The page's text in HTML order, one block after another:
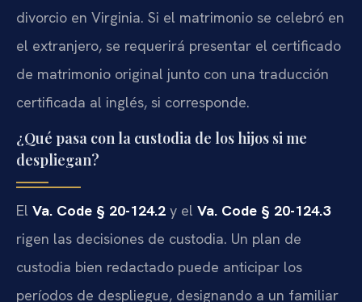
divorcio en Virginia. Si el matrimonio se celebró en
el extranjero, se requerirá presentar el certificado
de matrimonio original junto con una traducción
certificada al inglés, si corresponde.
¿Qué pasa con la custodia de los hijos si me
despliegan?
El Va. Code § 20-124.2 y el Va. Code § 20-124.3
rigen las decisiones de custodia. Un plan de
custodia bien redactado puede anticipar los
períodos de despliegue, designando a un familiar